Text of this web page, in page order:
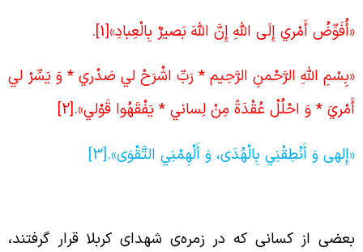
أَمْري إِلَى اللَّهِ إِنَّ اللَّهَ بَصيرٌ بِالْعِبادِ»[1]
.
اللَّهِ الرَّحْمنِ الرَّحِيم‏ * رَبِّ اشْرَحْ لي‏ صَدْري * وَ يَسِّرْ لي‏
* وَ احْلُلْ عُقْدَةً مِنْ لِساني‏ * يَفْقَهُوا قَوْلي‏».[2]
وَ أَنْطِقْنِي بِالْهُدَى، وَ أَلْهِمْنِي التَّقْوَى».[3]
از کسانی که در زمره‌ی شهدای کربلا قرار گرفتند،